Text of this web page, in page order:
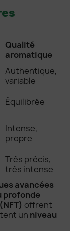
Qualité
aromatique
Authentique,
variable
Équilibrée
Intense,
propre
Très précis,
très intense
avancées
profonde
offrent
un niveau